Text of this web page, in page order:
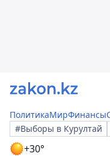
ПолитикаМирФинансы
#Выборы в Курултай
+30°